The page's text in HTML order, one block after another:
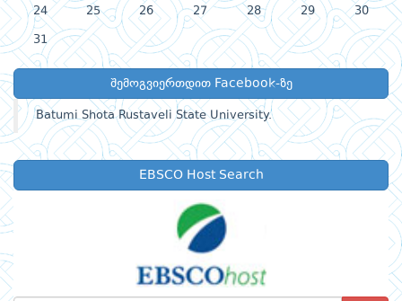
24 25 26 27 28 29 30
31
შემოგვიერთდით Facebook-ზე
Batumi Shota Rustaveli State University.
EBSCO Host Search